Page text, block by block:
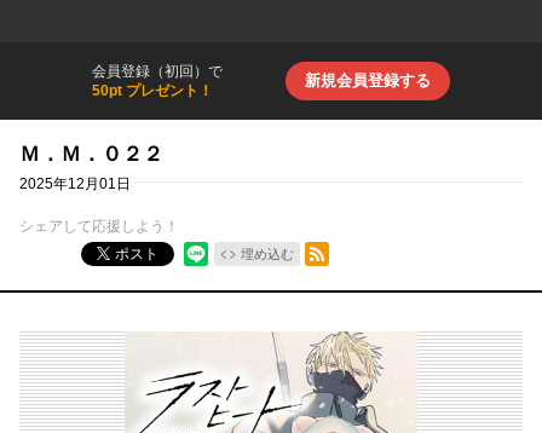
会員登録（初回）で
50pt プレゼント！
新規会員登録する
Ｍ．Ｍ．０２２
2025年12月01日
シェアして応援しよう！
ポスト
埋め込む
RSSフィード